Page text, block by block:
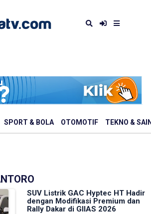
SPORT & BOLA OTOMOTIF TEKNO &
SUV Listrik GAC Hyptec HT Hadir
dengan Modifikasi Premium dan
Rally Dakar di GIIAS 2026